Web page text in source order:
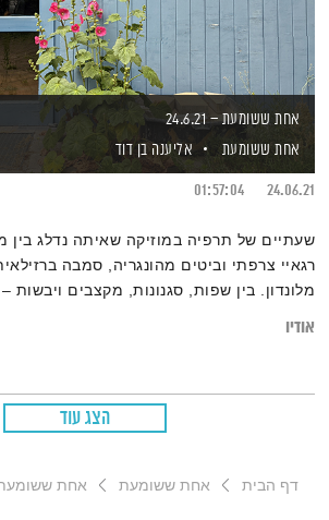
אחת ששומעת – 24.6.21
אחת ששומעת
אליענה בן דוד
24.06.21
01:57:04
שעתיים של תרפיה במוזיקה שאיתה נדלג בין
רגאיי צרפתי וביטים מהונגריה, סמבה
מלונדון. בין שפות, סגנונות, מקצבים ויבשות
אודיו
הצג עוד
דף הבית אחת ששומעת אחת ששומעת –